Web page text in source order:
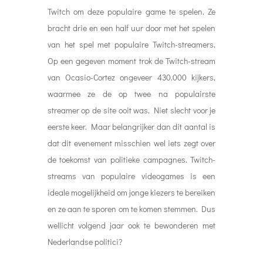
Twitch om deze populaire game te spelen. Ze
bracht drie en een half uur door met het spelen
van het spel met populaire Twitch-streamers.
Op een gegeven moment trok de Twitch-stream
van Ocasio-Cortez ongeveer 430.000 kijkers,
waarmee ze de op twee na populairste
streamer op de site ooit was. Niet slecht voor je
eerste keer. Maar belangrijker dan dit aantal is
dat dit evenement misschien wel iets zegt over
de toekomst van politieke campagnes. Twitch-
streams van populaire videogames is een
ideale mogelijkheid om jonge kiezers te bereiken
en ze aan te sporen om te komen stemmen. Dus
wellicht volgend jaar ook te bewonderen met
Nederlandse politici?